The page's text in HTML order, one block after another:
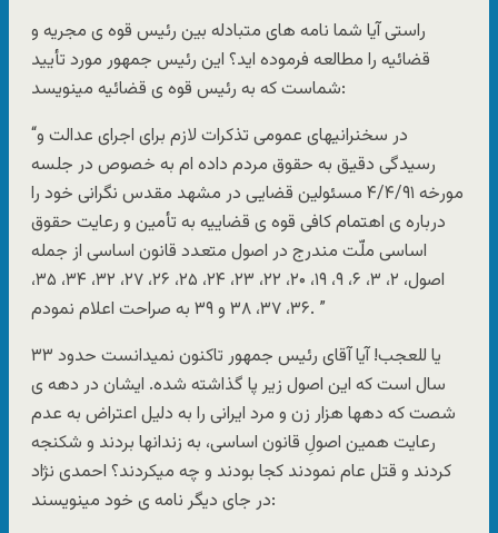
راستی آیا شما نامه های متبادله بین رئیس قوه ی مجریه و
قضائیه را مطالعه فرموده اید؟ این رئیس جمهور مورد تأیید
شماست که به رئیس قوه ی قضائیه مینویسد:
“در سخنرانیهای عمومی تذکرات لازم برای اجرای عدالت و
رسیدگی دقیق به حقوق مردم داده ام به خصوص در جلسه
مورخه ۴/۴/۹۱ مسئولین قضایی در مشهد مقدس نگرانی خود را
درباره ی اهتمام کافی قوه ی قضاییه به تأمین و رعایت حقوق
اساسی ملّت مندرج در اصول متعدد قانون اساسی از جمله
اصول، ۲، ۳، ۶، ۹، ۱۹، ۲۰، ۲۲، ۲۳، ۲۴، ۲۵، ۲۶، ۲۷، ۳۲، ۳۴، ۳۵،
۳۶، ۳۷، ۳۸ و ۳۹ به صراحت اعلام نمودم. ”
یا للعجب! آیا آقای رئیس جمهور تاکنون نمیدانست حدود ۳۳
سال است که این اصول زیر پا گذاشته شده. ایشان در دهه ی
شصت که دهها هزار زن و مرد ایرانی را به دلیل اعتراض به عدم
رعایت همین اصولِ قانون اساسی، به زندانها بردند و شکنجه
کردند و قتل عام نمودند کجا بودند و چه میکردند؟ احمدی نژاد
در جای دیگر نامه ی خود مینویسند: